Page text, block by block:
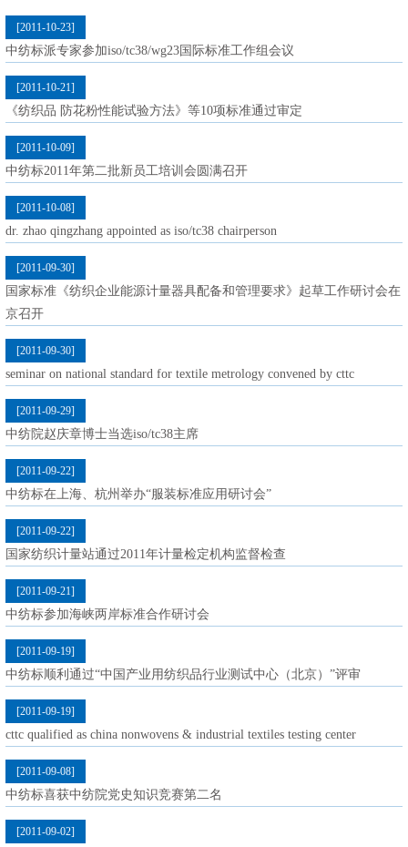
[2011-10-23]
中纺标派专家参加iso/tc38/wg23国际标准工作组会议
[2011-10-21]
《纺织品 防花粉性能试验方法》等10项标准通过审定
[2011-10-09]
中纺标2011年第二批新员工培训会圆满召开
[2011-10-08]
dr. zhao qingzhang appointed as iso/tc38 chairperson
[2011-09-30]
国家标准《纺织企业能源计量器具配备和管理要求》起草工作研讨会在
京召开
[2011-09-30]
seminar on national standard for textile metrology convened by cttc
[2011-09-29]
中纺院赵庆章博士当选iso/tc38主席
[2011-09-22]
中纺标在上海、杭州举办“服装标准应用研讨会”
[2011-09-22]
国家纺织计量站通过2011年计量检定机构监督检查
[2011-09-21]
中纺标参加海峡两岸标准合作研讨会
[2011-09-19]
中纺标顺利通过“中国产业用纺织品行业测试中心（北京）”评审
[2011-09-19]
cttc qualified as china nonwovens & industrial textiles testing center
[2011-09-08]
中纺标喜获中纺院党史知识竞赛第二名
[2011-09-02]